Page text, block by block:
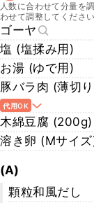
人数に合わせて分量を
わせて調整してください
ゴーヤ
塩 (塩揉み用)
お湯 (ゆで用)
豚バラ肉 (薄切
代用OK
木綿豆腐 (200g)
溶き卵 (Mサイ
(A)
顆粒和風だし